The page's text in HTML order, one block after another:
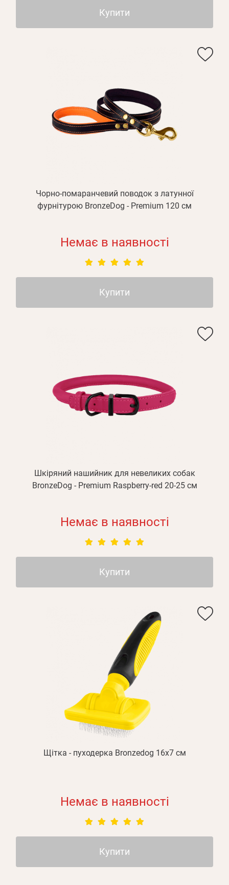
Купити
Чорно-помаранчевий поводок з латунної
фурнітурою BronzeDog - Premium 120 см
Немає в наявності
Купити
Шкіряний нашийник для невеликих собак
BronzeDog - Premium Raspberry-red 20-25 см
Немає в наявності
Купити
Щітка - пуходерка Bronzedog 16х7 см
Немає в наявності
Купити